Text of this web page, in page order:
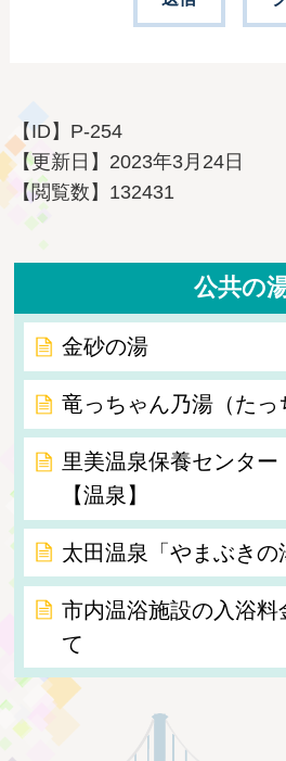
【ID】 P-254
【更新日】 2023年3月24日
【閲覧数】 132431
公共の
金砂の湯
竜っちゃん乃湯（たっ
里美温泉保養センタ
【温泉】
太田温泉「やまぶきの
市内温浴施設の入浴料
て